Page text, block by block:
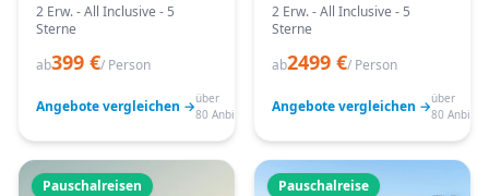
2 Erw. - All Inclusive - 5
Sterne
ab399 €/ Person
Angebote vergleichen →über
80 Anbieter
2 Erw. - All Inclusive - 5
Sterne
ab2499 €/ Person
Angebote vergleichen →über
80
Pauschalreisen Pauschalreise